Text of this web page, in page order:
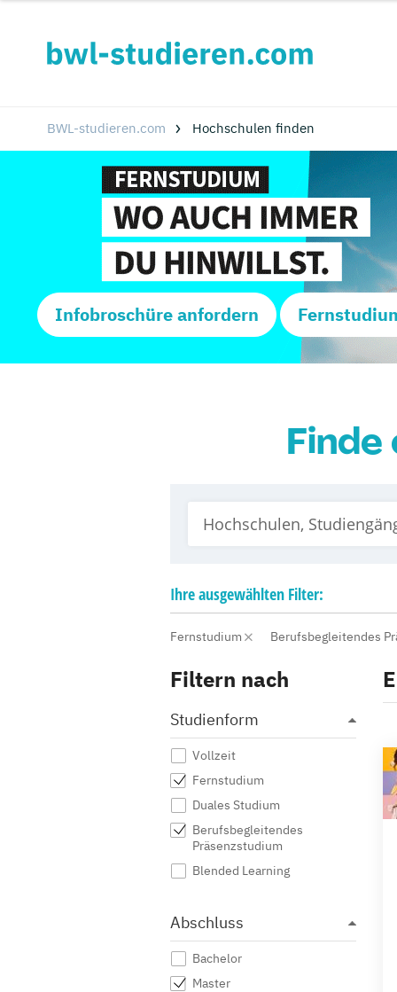
BWL-studieren.com Hochschulen finden
Infobroschüre anfordern
Ihreausgewählten Filter:
Fernstudium Berufsbegleitendes
Filtern nach
Studienform
Vollzeit
Fernstudium
Duales Studium
Berufsbegleitendes
Präsenzstudium
Blended Learning
Abschluss
Bachelor
Master